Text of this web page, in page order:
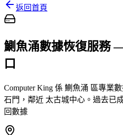
返回首頁
鰂魚涌數據恢復服務
口
Computer King 係 鰂魚涌 區專業
石門，鄰近 太古城中心。過去已
回數據